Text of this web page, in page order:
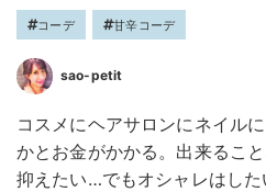
コーデ 甘辛コーデ
sao-petit
コスメにヘアサロンにネイル
かとお金がかかる。出来るこ
抑えたい…でもオシャレはし